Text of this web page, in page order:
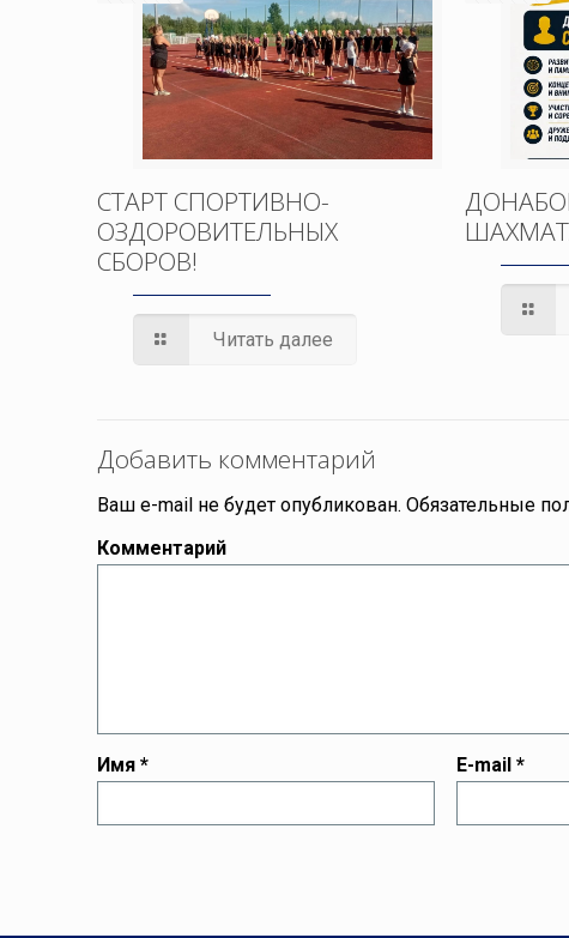
СТАРТ СПОРТИВНО-
ОЗДОРОВИТЕЛЬНЫХ
СБОРОВ!
Читать далее
Добавить комментарий
Ваш e-mail не будет опубликован. Обязательные
Комментарий
Имя* E-mail*